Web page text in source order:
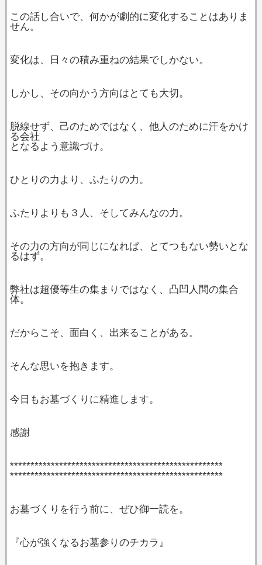
この話し合いで、何かが劇的に変化することはありま
せん。
変化は、日々の積み重ねの結果でしかない。
しかし、その向かう方向はとても大切。
脱線せず、己のためではなく、他人のために汗をかけ
る会社
となるよう意識づけ。
ひとりの力より、ふたりの力。
ふたりよりも３人、そしてみんなの力。
その力の方向が同じになれば、とてつもない勢いとな
るはず。
弊社は超優等生の集まりではなく、凸凹人間の集合
体。
だからこそ、面白く、出来ることがある。
そんな思いを抱きます。
今日もお墓づくりに精進します。
感謝
****************************************************
****************************************************
お墓づくりを行う前に、ぜひ御一読を。
『心が強くなるお墓参りのチカラ』